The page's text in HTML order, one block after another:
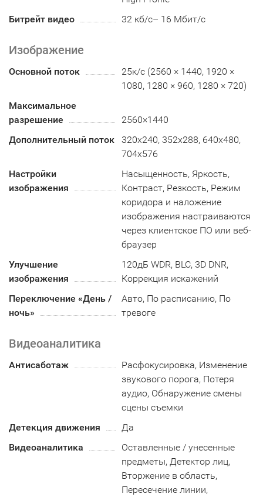
Битрейт видео
32 кб/с– 16 Мбит/с
Изображение
Основной поток
25к/с (2560 × 1440, 1920 ×
1080, 1280 × 960, 1280 × 720)
Максимальное
разрешение
2560×1440
Дополнительный поток
320x240, 352х288, 640x480,
704x576
Настройки
изображения
Насыщенность, Яркость,
Контраст, Резкость, Режим
коридора и наложение
изображения настраиваются
через клиентское ПО или веб-
браузер
Улучшение
изображения
120дБ WDR, BLC, 3D DNR,
Коррекция искажений
Переключение «День /
ночь»
Авто, По расписанию, По
тревоге
Видеоаналитика
Антисаботаж
Расфокусировка, Изменение
звукового порога, Потеря
аудио, Обнаружение смены
сцены съемки
Детекция движения
Да
Видеоаналитика
Оставленные / унесенные
предметы, Детектор лиц,
Вторжение в область,
Пересечение линии,